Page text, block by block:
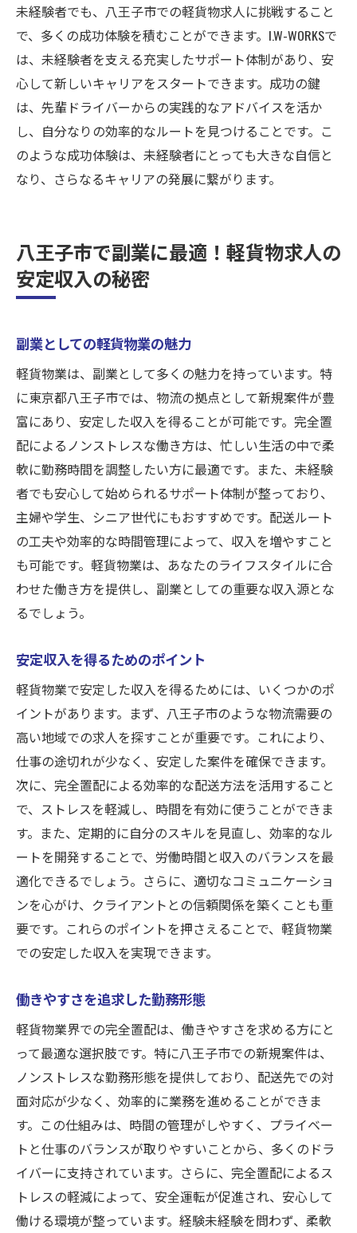
未経験者でも、八王子市での軽貨物求人に挑戦すること
で、多くの成功体験を積むことができます。I.W-WORKSで
は、未経験者を支える充実したサポート体制があり、安
心して新しいキャリアをスタートできます。成功の鍵
は、先輩ドライバーからの実践的なアドバイスを活か
し、自分なりの効率的なルートを見つけることです。こ
のような成功体験は、未経験者にとっても大きな自信と
なり、さらなるキャリアの発展に繋がります。
八王子市で副業に最適！軽貨物求人の
安定収入の秘密
副業としての軽貨物業の魅力
軽貨物業は、副業として多くの魅力を持っています。特
に東京都八王子市では、物流の拠点として新規案件が豊
富にあり、安定した収入を得ることが可能です。完全置
配によるノンストレスな働き方は、忙しい生活の中で柔
軟に勤務時間を調整したい方に最適です。また、未経験
者でも安心して始められるサポート体制が整っており、
主婦や学生、シニア世代にもおすすめです。配送ルート
の工夫や効率的な時間管理によって、収入を増やすこと
も可能です。軽貨物業は、あなたのライフスタイルに合
わせた働き方を提供し、副業としての重要な収入源とな
るでしょう。
安定収入を得るためのポイント
軽貨物業で安定した収入を得るためには、いくつかのポ
イントがあります。まず、八王子市のような物流需要の
高い地域での求人を探すことが重要です。これにより、
仕事の途切れが少なく、安定した案件を確保できます。
次に、完全置配による効率的な配送方法を活用すること
で、ストレスを軽減し、時間を有効に使うことができま
す。また、定期的に自分のスキルを見直し、効率的なル
ートを開発することで、労働時間と収入のバランスを最
適化できるでしょう。さらに、適切なコミュニケーショ
ンを心がけ、クライアントとの信頼関係を築くことも重
要です。これらのポイントを押さえることで、軽貨物業
での安定した収入を実現できます。
働きやすさを追求した勤務形態
軽貨物業界での完全置配は、働きやすさを求める方にと
って最適な選択肢です。特に八王子市での新規案件は、
ノンストレスな勤務形態を提供しており、配送先での対
面対応が少なく、効率的に業務を進めることができま
す。この仕組みは、時間の管理がしやすく、プライベー
トと仕事のバランスが取りやすいことから、多くのドラ
イバーに支持されています。さらに、完全置配によるス
トレスの軽減によって、安全運転が促進され、安心して
働ける環境が整っています。経験未経験を問わず、柔軟